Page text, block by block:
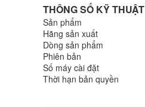
THÔNG SỐ KỸ THUẬT
Sản phẩm
Hãng sản xuất
Dòng sản phẩm
Phiên bản
Số máy cài đặt
Thời hạn bản quyền